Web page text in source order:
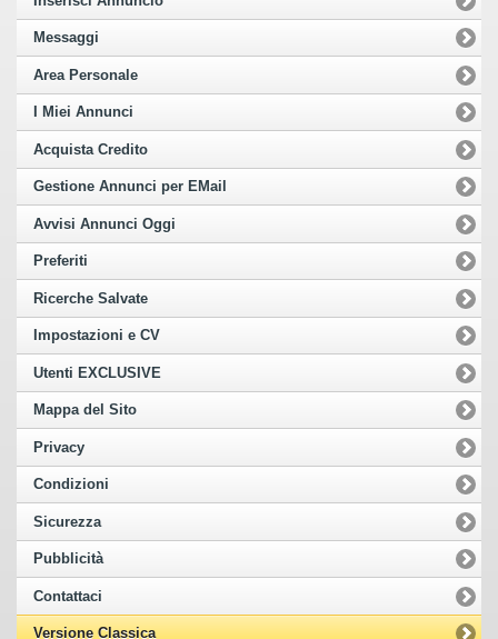
Messaggi
Area Personale
I Miei Annunci
Acquista Credito
Gestione Annunci per EMail
Avvisi Annunci Oggi
Preferiti
Ricerche Salvate
Impostazioni e CV
Utenti EXCLUSIVE
Mappa del Sito
Privacy
Condizioni
Sicurezza
Pubblicità
Contattaci
Versione Classica